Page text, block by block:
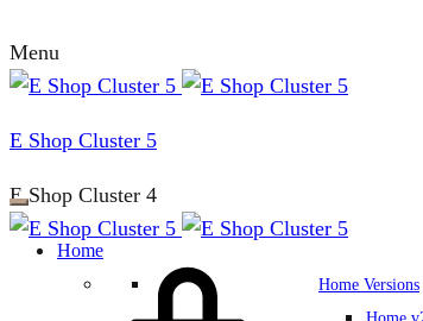
Menu
E Shop Cluster 5
E Shop Cluster 4
Home
Home Versions